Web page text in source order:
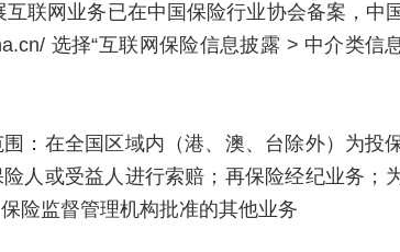
联网业务已在中国保险行业协会备案，中
选择“互联网保险信息披露 > 中介类信
：在全国区域内（港、澳、台除外）为投
人或受益人进行索赔；再保险经纪业务；
险监督管理机构批准的其他业务